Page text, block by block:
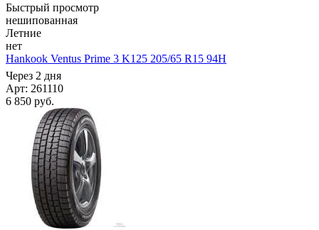
Быстрый просмотр
нешипованная
Летние
нет
Hankook Ventus Prime 3 K125 205/65 R15 94H
Через 2 дня
Арт: 261110
6 850 руб.